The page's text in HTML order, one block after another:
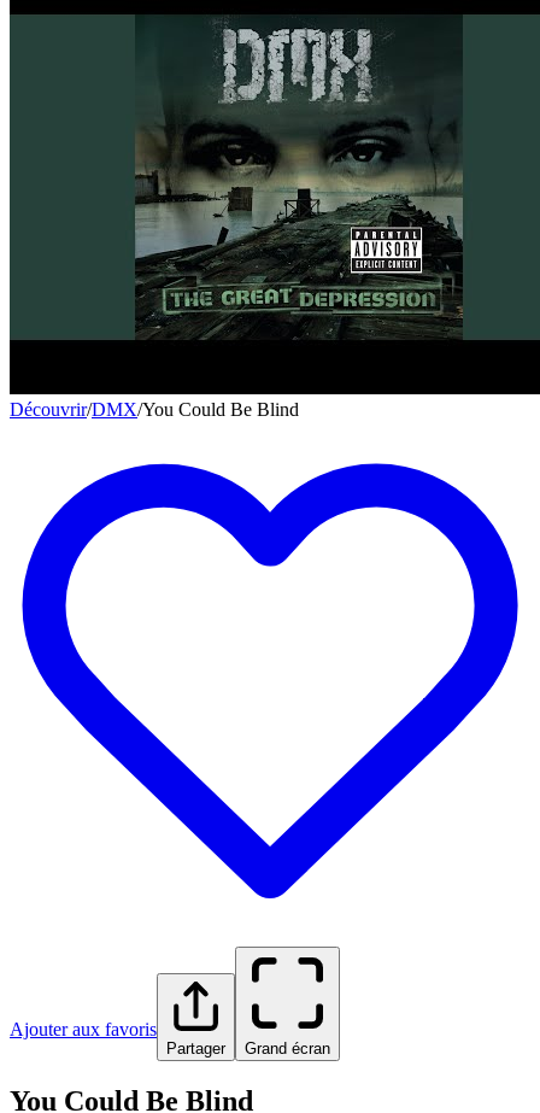
Découvrir/DMX/You Could Be Blind
Ajouter aux favoris
Partager Grand écran
You Could Be Blind